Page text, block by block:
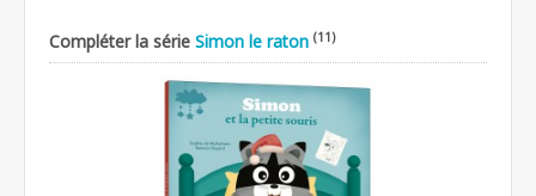
Compléter la série Simon le raton (11)